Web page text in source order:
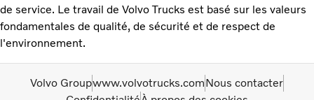
de service. Le travail de Volvo Trucks est basé sur les valeurs
fondamentales de qualité, de sécurité et de respect de
l'environnement.
Volvo Groupwww.volvotrucks.comNous contacter